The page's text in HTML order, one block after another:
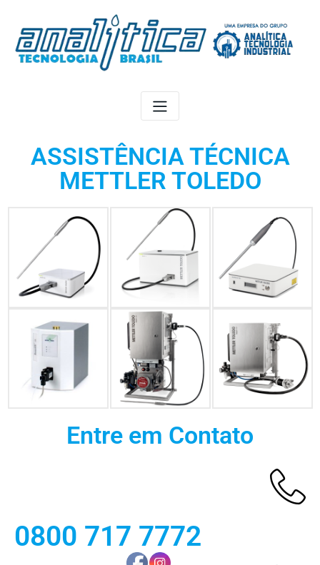
ASSISTÊNCIA TÉCNICA
METTLER TOLEDO
Entre em Contato
0800 717 7772